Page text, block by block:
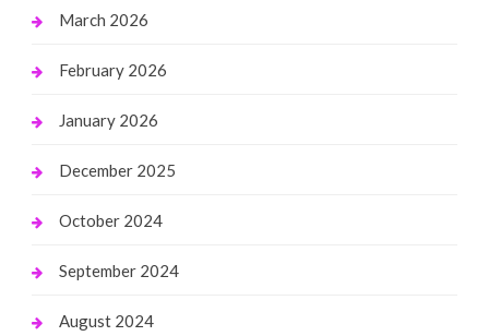
March 2026
February 2026
January 2026
December 2025
October 2024
September 2024
August 2024